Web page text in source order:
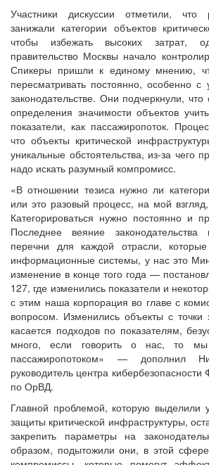
Участники дискуссии отметили, что
занижали категории объектов
чтобы избежать высоких затрат,
правительство Москвы начало
Спикеры пришли к единому мнению,
пересматривать постоянно, особенно
законодательстве. Они подчеркнули,
определения значимости объектов
показатели, как пассажиропоток.
что объекты критической
уникальные обстоятельства, из-за чего
надо искать разумный компромисс.
«В отношении тезиса нужно ли
или это разовый процесс, на мой
Категорироваться нужно постоянно и
Последнее веяние законодательства
перечни для каждой отрасли,
информационные системы, у нас это
изменение в конце того года —
127, где изменились показатели и
с этим наша корпорация во главе с
вопросом. Изменились объекты с точки
касается подходов по показателям,
много, если говорить о нас, то мы
пассажиропотоком» — дополнил
руководитель центра
по ОрВД.
Главной проблемой, которую выделили
защиты критической инфраструктуры,
закрепить параметры на
образом, подытожили они, в этой